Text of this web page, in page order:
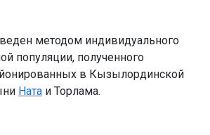
методом индивидуального
популяции, полученного
в Кызылординской
Ната и Торлама.